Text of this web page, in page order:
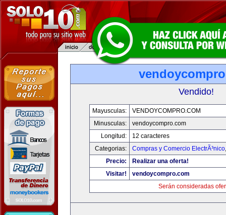
Vendido!
Mayusculas:
VENDOYCOMPRO.COM
Minusculas:
vendoycompro.com
Longitud:
12 caracteres
Categorias:
Compras y Comercio ElectrÃ³nico
Precio:
Realizar una oferta!
Visitar!
vendoycompro.com
Serán consideradas